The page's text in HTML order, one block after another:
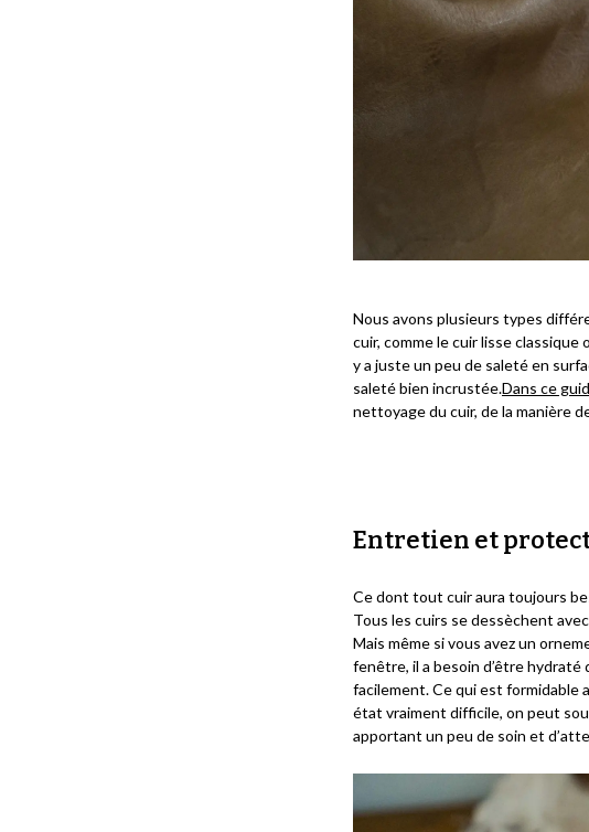
Nous avons plusieurs types
cuir, comme le cuir lisse
y a juste un peu de saleté en
saleté bien incrustée.Dans ce
nettoyage du cuir, de la manière
Entretien et
Ce dont tout cuir aura toujours
Tous les cuirs se dessèchent
Mais même si vous avez un
fenêtre, il a besoin d’être
facilement. Ce qui est formidable
état vraiment difficile, on peut
apportant un peu de soin et